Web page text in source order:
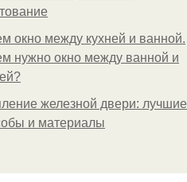
окно между кухней и ванной.
нужно окно между ванной и
железной двери: лучшие
и материалы